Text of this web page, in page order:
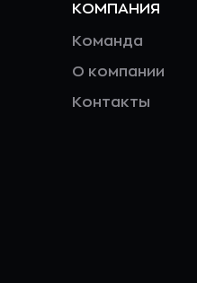
КОМПАНИЯ
Команда
О компании
Контакты